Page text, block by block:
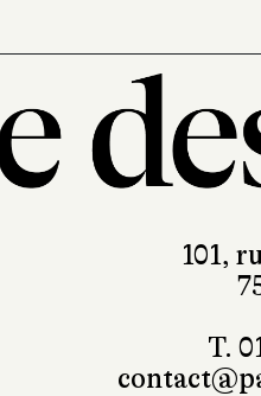
101,
T.